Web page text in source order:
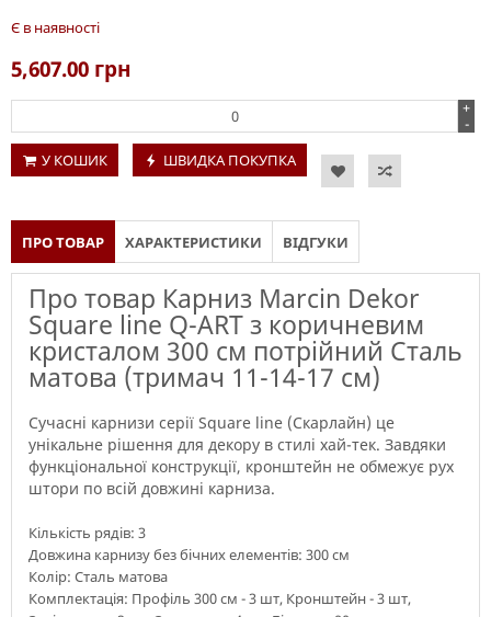
Є в наявності
5,607.00 грн
+
-
У КОШИК
ШВИДКА ПОКУПКА
ПРО ТОВАР ХАРАКТЕРИСТИКИ ВІДГУКИ
Про товар Карниз Marcin Dekor
Square line Q-ART з коричневим
кристалом 300 см потрійний Сталь
матова (тримач 11-14-17 см)
Сучасні карнизи серії Square line (Скарлайн) це
унікальне рішення для декору в стилі хай-тек. Завдяки
функціональної конструкції, кронштейн не обмежує рух
штори по всій довжині карниза.
Кількість рядів: 3
Довжина карнизу без бічних елементів: 300 см
Колір: Сталь матова
Комплектація: Профіль 300 см - 3 шт, Кронштейн - 3 шт,